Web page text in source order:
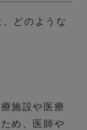
どのような
施設や医療
め、 医師や